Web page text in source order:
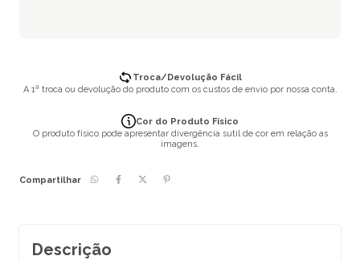
Troca/Devolução Fácil
A 1ª troca ou devolução do produto com os custos de envio por nossa conta.
Cor do Produto Físico
O produto físico pode apresentar divergência sutil de cor em relação as
imagens.
Compartilhar
Descrição